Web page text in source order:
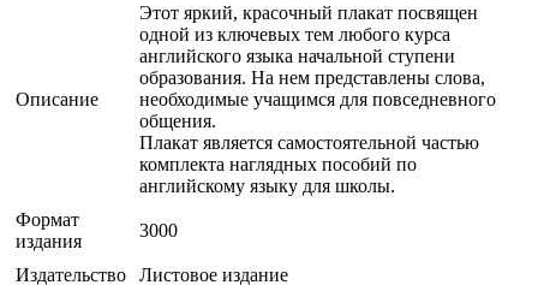
Описание
Этот яркий, красочный плакат посвящен
одной из ключевых тем любого курса
английского языка начальной ступени
образования. На нем представлены слова,
необходимые учащимся для повседневного
общения.
Плакат является самостоятельной частью
комплекта наглядных пособий по
английскому языку для школы.
Формат
издания
3000
Издательство Листовое издание